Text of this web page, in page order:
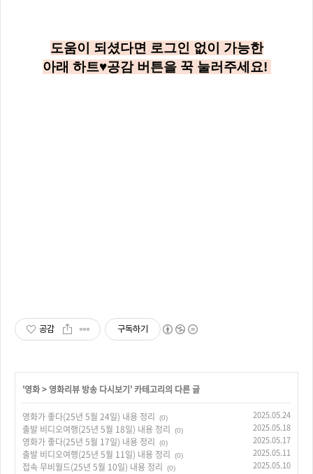
도움이 되셨다면 로그인 없이 가능한
아래 하트♥공감 버튼을 꾹 눌러주세요!
공감 구독하기
'영화> 영화리뷰 방송 다시보기' 카테고리의 다른 글
영화가 좋다(25년 5월 24일) 내용 정리 (0) 2025.05.24
출발 비디오여행(25년 5월 18일) 내용 정리 (0) 2025.05.18
영화가 좋다(25년 5월 17일) 내용 정리 (0) 2025.05.17
출발 비디오여행(25년 5월 11일) 내용 정리 (0) 2025.05.11
접속 무비월드(25년 5월 10일) 내용 정리 (0) 2025.05.10